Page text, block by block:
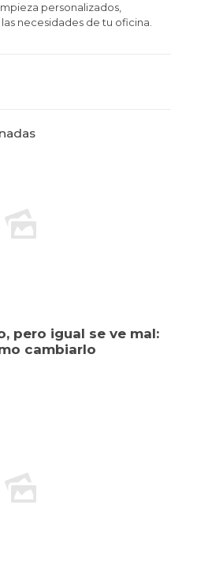
personalizados,
necesidades de tu oficina.
pero igual se ve mal:
cambiarlo